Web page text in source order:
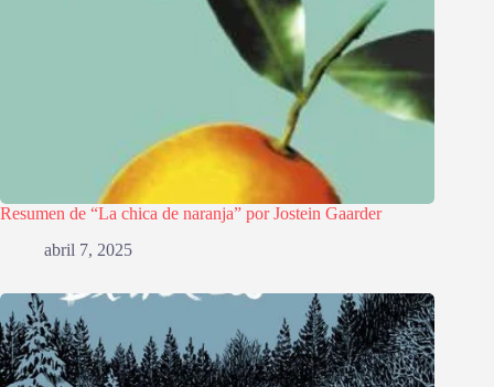
Resumen de “La chica de naranja” por Jostein Gaarder
abril 7, 2025